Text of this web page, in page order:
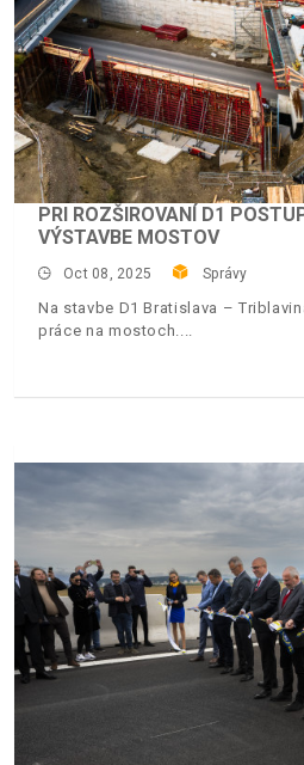
PRI ROZŠIROVANÍ D1
VÝSTAVBE MOSTOV
Oct 08, 2025 Správy
Na stavbe D1 Bratislava –
práce na mostoch.